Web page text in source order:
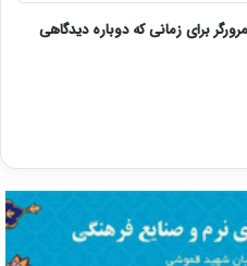
برای زمانی که دوباره دیدگاهی